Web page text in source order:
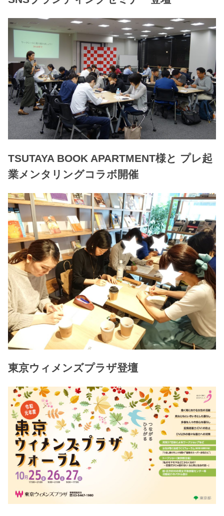
TSUTAYA BOOK APARTMENT様と プレ起
業メンタリングコラボ開催
東京ウィメンズプラザ登壇